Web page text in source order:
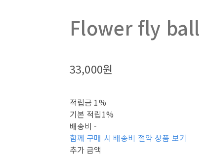
Flower fly ball
33,000원
적립금 1%
기본 적립1%
배송비-
함께 구매 시 배송비 절약 상품 보기
추가 금액